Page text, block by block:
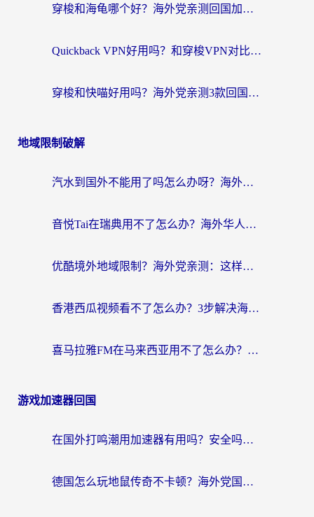
穿梭和海龟哪个好？海外党亲测回国加速器，附电脑免费VPN推荐
Quickback VPN好用吗？和穿梭VPN对比哪个回国效果更好？海外党必看的真实测评与选择指南
穿梭和快喵好用吗？海外党亲测3款回国加速器，附日本回国VPN避坑指南
地域限制破解
汽水到国外不能用了吗怎么办呀？海外党追剧看片的救星在这里！
音悦Tai在瑞典用不了怎么办？海外华人追剧听歌的实用指南
优酷境外地域限制？海外党亲测：这样看国内剧再也不卡（附3个实用场景解决）
香港西瓜视频看不了怎么办？3步解决海外追剧难题，附靠谱加速器推荐
喜马拉雅FM在马来西亚用不了怎么办？海外华人亲测有效的回国加速指南
游戏加速器回国
在国外打鸣潮用加速器有用吗？安全吗？海外玩家国服游戏加速全指南
德国怎么玩地鼠传奇不卡顿？海外党国服游戏加速全攻略（含战双EVE实用指南）